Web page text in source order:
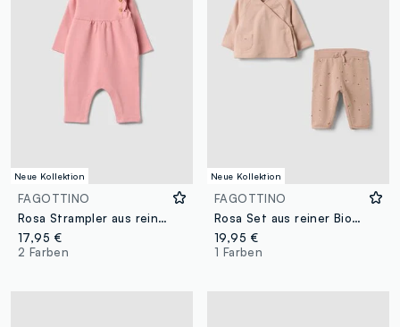
Neue Kollektion
FAGOTTINO
Rosa Strampler aus reiner Bio-Baumwolle mit Volant für Baby Mädchen
17,95 €
2 Farben
Neue Kollektion
FAGOTTINO
Rosa Set aus reiner Bio-Baumwolle mit langen Ärmeln für Baby-Mädchen
19,95 €
1 Farben